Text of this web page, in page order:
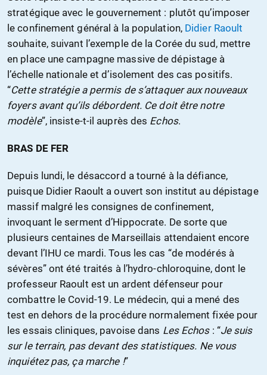
stratégique avec le gouvernement : plutôt qu’imposer
le confinement général à la population, Didier Raoult
souhaite, suivant l’exemple de la Corée du sud, mettre
en place une campagne massive de dépistage à
l’échelle nationale et d’isolement des cas positifs.
“Cette stratégie a permis de s’attaquer aux nouveaux
foyers avant qu’ils débordent. Ce doit être notre
modèle”, insiste-t-il auprès des Echos.
BRAS DE FER
Depuis lundi, le désaccord a tourné à la défiance,
puisque Didier Raoult a ouvert son institut au dépistage
massif malgré les consignes de confinement,
invoquant le serment d’Hippocrate. De sorte que
plusieurs centaines de Marseillais attendaient encore
devant l’IHU ce mardi. Tous les cas “de modérés à
sévères” ont été traités à l’hydro-chloroquine, dont le
professeur Raoult est un ardent défenseur pour
combattre le Covid-19. Le médecin, qui a mené des
test en dehors de la procédure normalement fixée pour
les essais cliniques, pavoise dans Les Echos: “Je suis
sur le terrain, pas devant des statistiques. Ne vous
inquiétez pas, ça marche !”